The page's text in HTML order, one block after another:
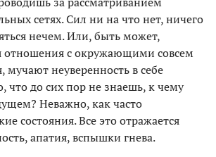
сетях. Сил ни на что нет, ничего
нечем. Или, быть может,
отношения с окружающими совсем
мучают неуверенность в себе
что до сих пор не знаешь, к чему
Неважно, как часто
состояния. Все это отражается
апатия, вспышки гнева.